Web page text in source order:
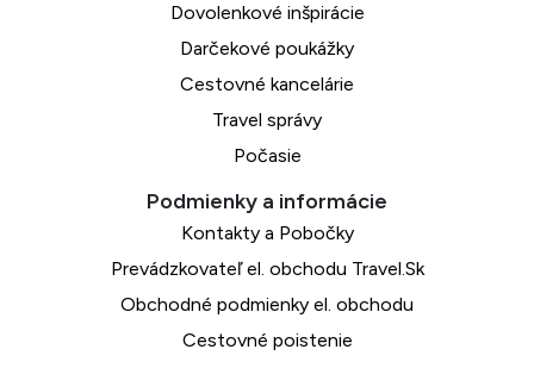
Dovolenkové inšpirácie
Darčekové poukážky
Cestovné kancelárie
Travel správy
Počasie
Kontakty a Pobočky
Prevádzkovateľ el. obchodu Travel.Sk
Obchodné podmienky el. obchodu
Cestovné poistenie